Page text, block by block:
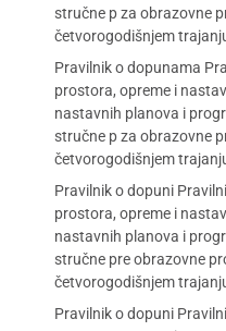
stručne p za obrazovne
četvorogodišnjem
Pravilnik o dopunama
prostora, opreme i
nastavnih planova i
stručne p za obrazovne
četvorogodišnjem
Pravilnik o dopuni
prostora, opreme i
nastavnih planova i
stručne pre obrazovne
četvorogodišnjem
Pravilnik o dopuni